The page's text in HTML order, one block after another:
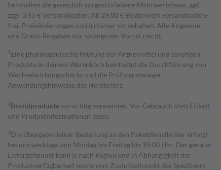
beinhalten die gesetzlich vorgeschriebene Mehrwertsteuer, ggf.
zzgl. 3,95 € Versandkosten. Ab 29,00 € Bestell­wert versand­kosten­
frei. Preisänderungen und Irrtümer vorbehalten. Alle Angebote
und Gratis-Beigaben nur solange der Vorrat reicht.
1 Eine pharmazeutische Prüfung der Arzneimittel und sonstigen
Produkte in deinem Warenkorb beinhaltet die Durchführung von
Wechselwirkungschecks und die Prüfung etwaiger
Anwendungshinweise des Herstellers.
2Biozidproduktevorsichtig verwenden. Vor Gebrauch stets Etikett
und Produktinformationen lesen.
3Die Übergabe deiner Bestellung an den Paketdienstleister erfolgt
bei uns werktags von Montag bis Freitag bis 18:00 Uhr. Der genaue
Lieferzeitpunkt kann je nach Region und in Abhängigkeit der
Produktverfügbarkeit sowie vom Zustellzeitpunkt des Spediteurs